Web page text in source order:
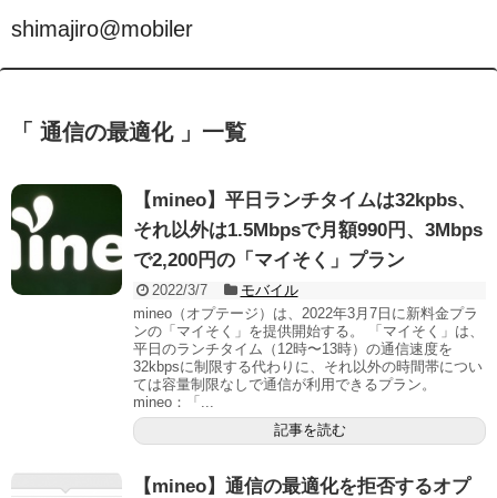
shimajiro@mobiler
「 通信の最適化 」一覧
【mineo】平日ランチタイムは32kpbs、
それ以外は1.5Mbpsで月額990円、3Mbps
で2,200円の「マイそく」プラン
2022/3/7
モバイル
mineo（オプテージ）は、2022年3月7日に新料金プラ
ンの「マイそく」を提供開始する。 「マイそく」は、
平日のランチタイム（12時〜13時）の通信速度を
32kbpsに制限する代わりに、それ以外の時間帯につい
ては容量制限なしで通信が利用できるプラン。
mineo：「...
記事を読む
【mineo】通信の最適化を拒否するオプ